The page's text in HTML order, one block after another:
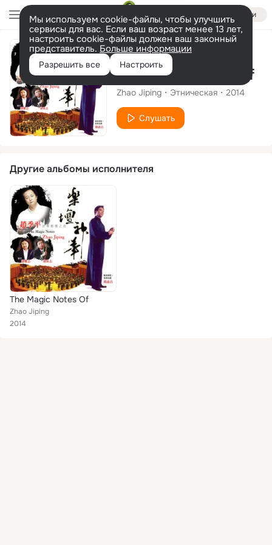
Войти
Мы используем cookie-файлы, чтобы улучшить
сервисы для вас. Если ваш возраст менее 13 лет,
настроить cookie-файлы должен ваш законный
представитель. Больше информации
Разрешить все Настроить
Альбом
The Magic Notes Of
Zhao Jiping Этническая 2014
Слушать
Другие альбомы исполнителя
The Magic Notes Of
Zhao Jiping
2014